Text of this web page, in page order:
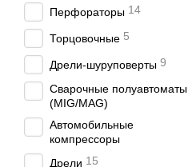
Перфораторы 14
Торцовочные 5
Дрели-шуруповерты 9
Сварочные полуавтоматы
(MIG/MAG)
Автомобильные
компрессоры
Дрели 15